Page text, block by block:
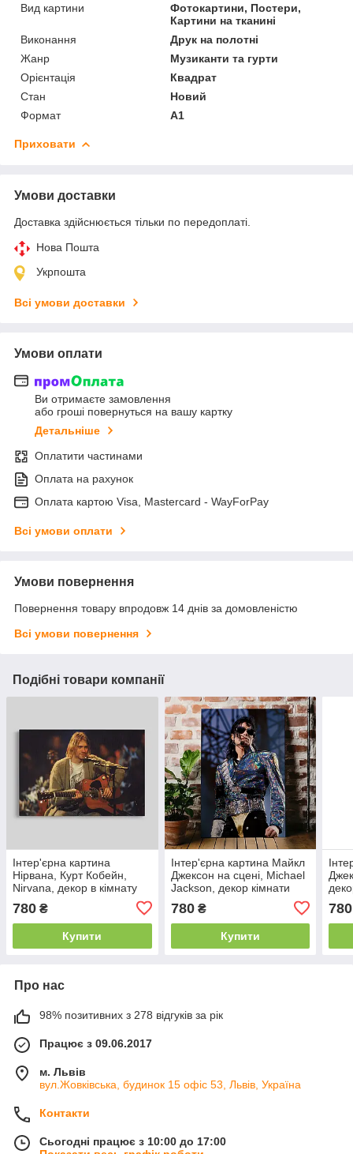
Вид картини
Фотокартини, Постери,
Картини на тканині
Виконання
Друк на полотні
Жанр
Музиканти та гурти
Орієнтація
Квадрат
Стан
Новий
Формат
А1
Приховати
Умови доставки
Доставка здійснюється тільки по передоплаті.
Нова Пошта
Укрпошта
Всі умови доставки
Умови оплати
Ви отримаєте замовлення
або гроші повернуться на вашу картку
Детальніше
Оплатити частинами
Оплата на рахунок
Оплата картою Visa, Mastercard - WayForPay
Всі умови оплати
Умови повернення
Повернення товару впродовж 14 днів за домовленістю
Всі умови повернення
Подібні товари компанії
Інтер'єрна картина
Нірвана, Курт Кобейн,
Nirvana, декор в кімнату
780 ₴
Купити
Інтер'єрна картина Майкл
Джексон на сцені, Michael
Jackson, декор кімнати
780₴
Купити
780
Про нас
98% позитивних з 278 відгуків за рік
Працює з 09.06.2017
м. Львів
вул.Жовківська, будинок 15 офіс 53, Львів, Україна
Контакти
Сьогодні працює з 10:00 до 17:00